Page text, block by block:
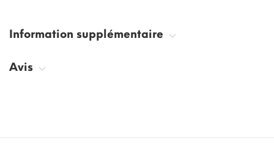
Information supplémentaire
Avis